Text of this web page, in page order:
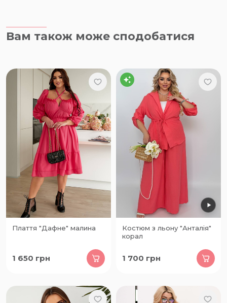
Вам також може сподобатися
Плаття "Дафне" малина
1 650 грн
Костюм з льону "Анталія"
корал
1 700 грн